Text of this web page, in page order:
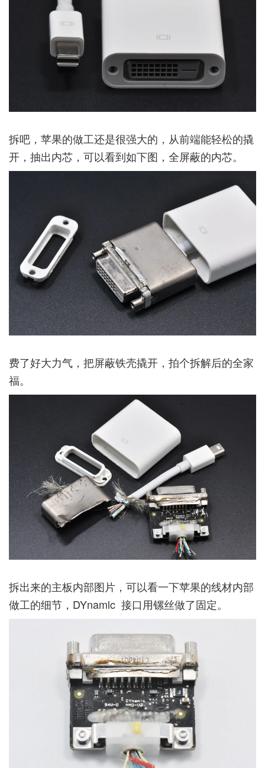
拆吧，苹果的做工还是很强大的，从前端能轻松的撬
开，抽出内芯，可以看到如下图，全屏蔽的内芯。
费了好大力气，把屏蔽铁壳撬开，拍个拆解后的全家
福。
拆出来的主板内部图片，可以看一下苹果的线材内部
做工的细节，DYnamlc 接口用镙丝做了固定。